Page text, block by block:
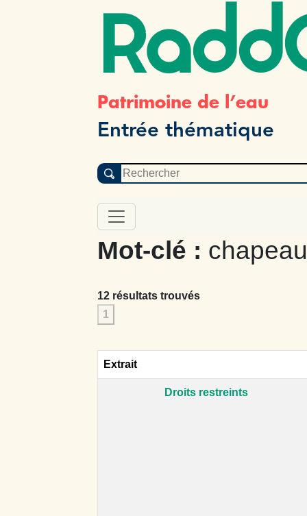
Patrimoine de l’eau
Entrée thématique
Mot-clé :
12 résultats trouvés
1
Extrait
Droits restreints